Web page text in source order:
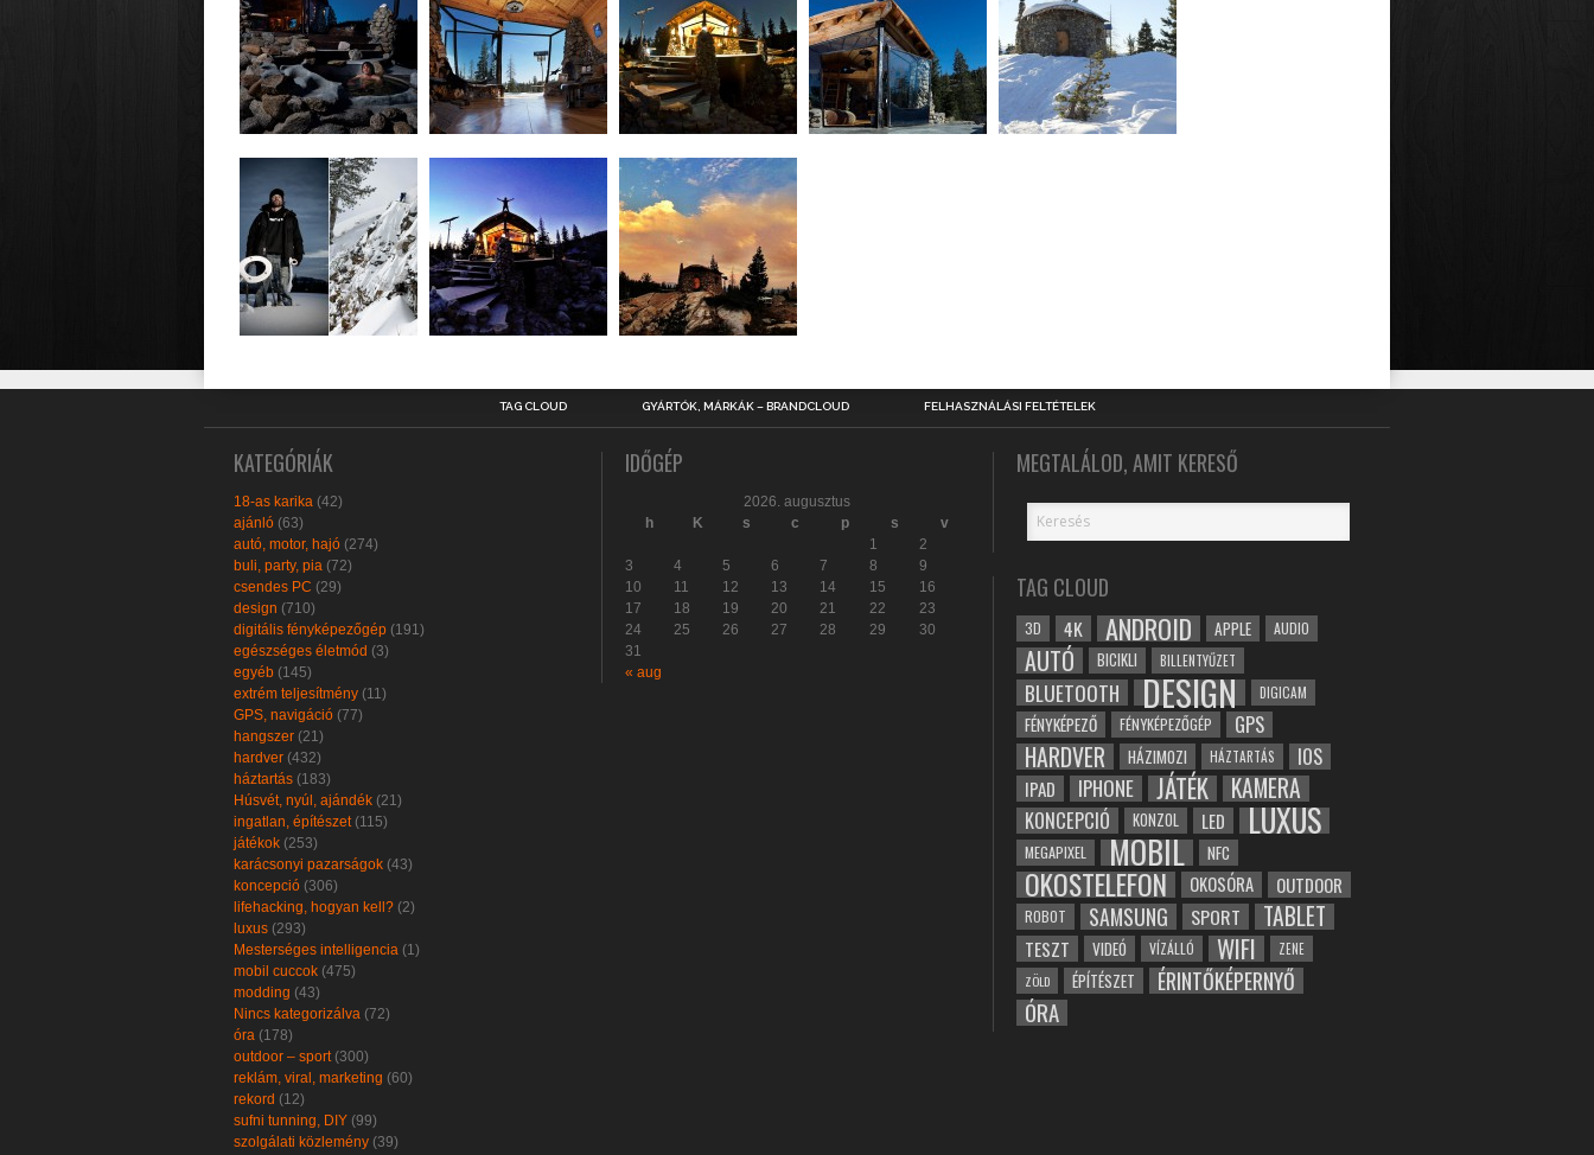
TAG CLOUD GYÁRTÓK, MÁRKÁK – BRANDCLOUD FELHASZNÁLÁSI FELTÉTELEK
KATEGÓRIÁK
18-as karika (42)
ajánló (63)
autó, motor, hajó (274)
buli, party, pia (72)
csendes PC (29)
design (710)
digitális fényképezőgép (191)
egészséges életmód (3)
egyéb (145)
extrém teljesítmény (11)
GPS, navigáció (77)
hangszer (21)
hardver (432)
háztartás (183)
Húsvét, nyúl, ajándék (21)
ingatlan, építészet(115)
játékok (253)
karácsonyi pazarságok (43)
koncepció (306)
lifehacking, hogyan kell? (2)
luxus (293)
Mesterséges intelligencia (1)
mobil cuccok (475)
modding (43)
Nincs kategorizálva (72)
óra (178)
outdoor – sport(300)
reklám, viral, marketing (60)
rekord (12)
sufni tunning, DIY (99)
szolgálati közlemény (39)
IDŐGÉP
2026. augusztus
h
K s c p s
v
1
2
3
4 5 6 7 8
9
10
11 12 13 14 15
16
17
18 19 20 21 22
23
24
25 26 27 28 29
30
31
« aug
MEGTALÁLOD, AMIT KERESŐ
TAG CLOUD
3D 4K ANDROID APPLE AUDIO
AUTÓ BICIKLI BILLENTYŰZET
BLUETOOTH DESIGN DIGICAM
FÉNYKÉPEZŐ FÉNYKÉPEZŐGÉP GPS
HARDVER HÁZIMOZI HÁZTARTÁS IOS
IPAD IPHONE JÁTÉK KAMERA
KONCEPCIÓ KONZOL LED LUXUS
MEGAPIXEL MOBIL NFC
OKOSTELEFON OKOSÓRA OUTDOOR
ROBOT SAMSUNG SPORT TABLET
TESZT VIDEÓ VÍZÁLLÓ WIFI
ZENE
ZÖLD
ÉPÍTÉSZET ÉRINTŐKÉPERNYŐ
ÓRA